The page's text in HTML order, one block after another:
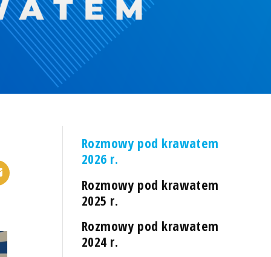
Rozmowy pod krawatem
2026 r.
Rozmowy pod krawatem
2025 r.
Rozmowy pod krawatem
2024 r.